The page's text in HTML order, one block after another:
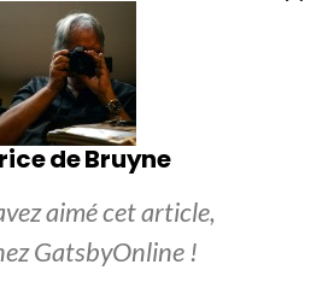
de Bruyne
aimé cet article,
GatsbyOnline !